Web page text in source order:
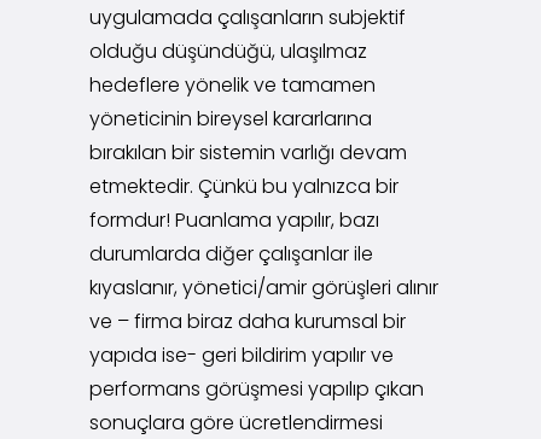
uygulamada çalışanların subjektif
olduğu düşündüğü, ulaşılmaz
hedeflere yönelik ve tamamen
yöneticinin bireysel kararlarına
bırakılan bir sistemin varlığı devam
etmektedir. Çünkü bu yalnızca bir
formdur! Puanlama yapılır, bazı
durumlarda diğer çalışanlar ile
kıyaslanır, yönetici/amir görüşleri alınır
ve – firma biraz daha kurumsal bir
yapıda ise- geri bildirim yapılır ve
performans görüşmesi yapılıp çıkan
sonuçlara göre ücretlendirmesi